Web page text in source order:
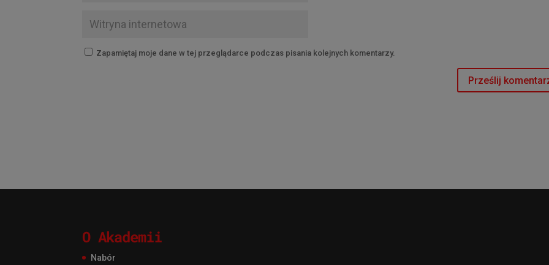
Zapamiętaj moje dane w tej przeglądarce podczas pisania kolejnych komentarzy.
O Akademii
Nabór